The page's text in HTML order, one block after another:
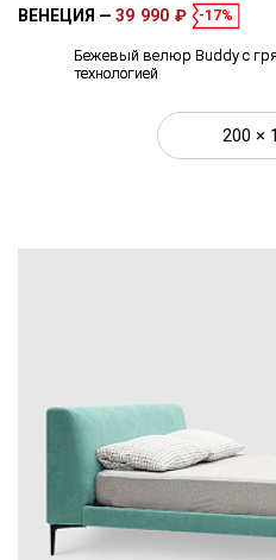
ВЕНЕЦИЯ 39 990 ₽ -17%
Бежевый велюр Buddy с
технологией
200 ×